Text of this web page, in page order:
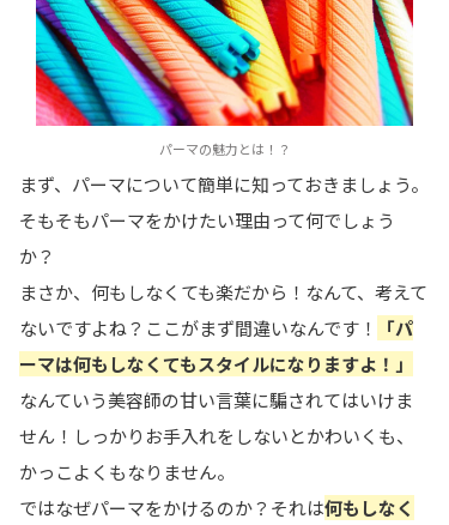
パーマの魅力とは！？
まず、パーマについて簡単に知っておきましょう。
そもそもパーマをかけたい理由って何でしょう
か？
まさか、何もしなくても楽だから！なんて、考えて
ないですよね？ここがまず間違いなんです！
「パ
ーマは何もしなくてもスタイルになりますよ！」
なんていう美容師の甘い言葉に騙されてはいけま
せん！しっかりお手入れをしないとかわいくも、
かっこよくもなりません。
ではなぜパーマをかけるのか？それは何もしなく